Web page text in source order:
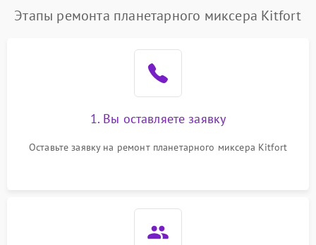
1000 ₽
защиты от перегрузок
1000 ₽
Этапы ремонта планетарного миксера Kitfort
1. Вы оставляете заявку
Оставьте заявку на ремонт планетарного миксера Kitfort